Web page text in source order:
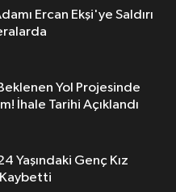
Ercan Ekşi'ye Saldırı
Yol Projesinde
İhale Tarihi Açıklandı
Yaşındaki Genç Kız
Kaybetti